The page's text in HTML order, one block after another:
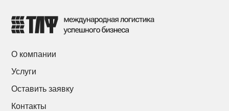
О компании
Услуги
Оставить заявку
Контакты